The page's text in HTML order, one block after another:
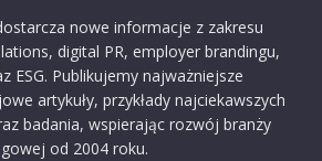
nowe informacje z zakresu
digital PR, employer brandingu,
ESG. Publikujemy najważniejsze
artykuły, przykłady najciekawszych
badania, wspierając rozwój branży
od 2004 roku.